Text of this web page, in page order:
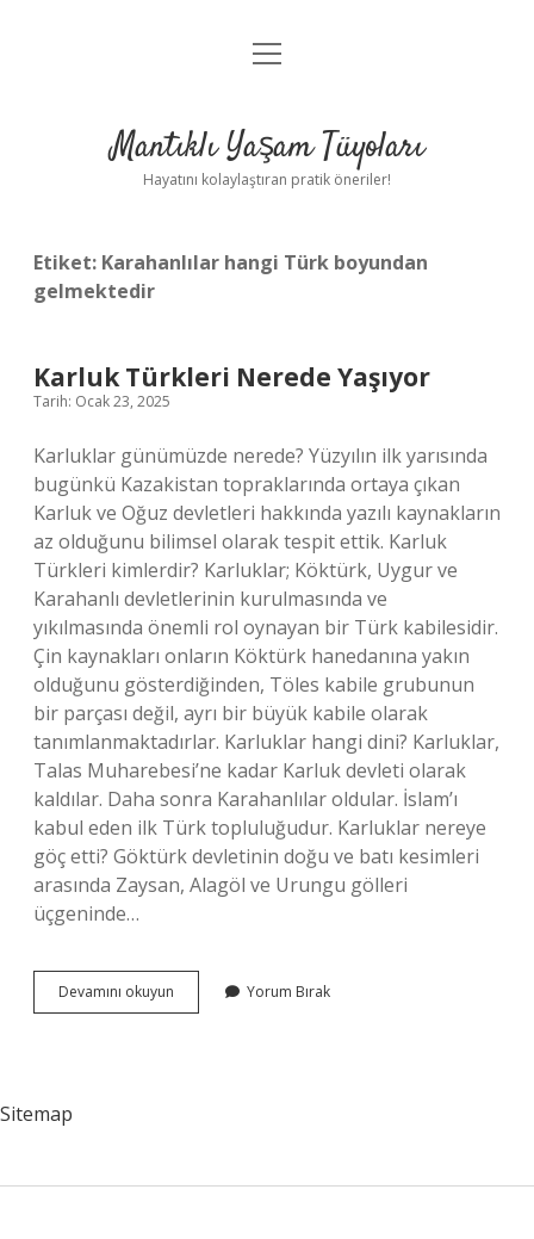
Anasayfa
Yasal Uyarı
menüyü
Mantıklı Yaşam Tüyoları
Hayatını kolaylaştıran pratik öneriler!
Etiket: Karahanlılar hangi Türk boyundan
gelmektedir
Karluk Türkleri Nerede Yaşıyor
Tarih: Ocak 23, 2025
Karluklar günümüzde nerede? Yüzyılın ilk yarısında
bugünkü Kazakistan topraklarında ortaya çıkan
Karluk ve Oğuz devletleri hakkında yazılı kaynakların
az olduğunu bilimsel olarak tespit ettik. Karluk
Türkleri kimlerdir? Karluklar; Köktürk, Uygur ve
Karahanlı devletlerinin kurulmasında ve
yıkılmasında önemli rol oynayan bir Türk kabilesidir.
Çin kaynakları onların Köktürk hanedanına yakın
olduğunu gösterdiğinden, Töles kabile grubunun
bir parçası değil, ayrı bir büyük kabile olarak
tanımlanmaktadırlar. Karluklar hangi dini? Karluklar,
Talas Muharebesi’ne kadar Karluk devleti olarak
kaldılar. Daha sonra Karahanlılar oldular. İslam’ı
kabul eden ilk Türk topluluğudur. Karluklar nereye
göç etti? Göktürk devletinin doğu ve batı kesimleri
arasında Zaysan, Alagöl ve Urungu gölleri
üçgeninde…
Devamını okuyun
Türkleri
Yorum Bırak
Sitemap